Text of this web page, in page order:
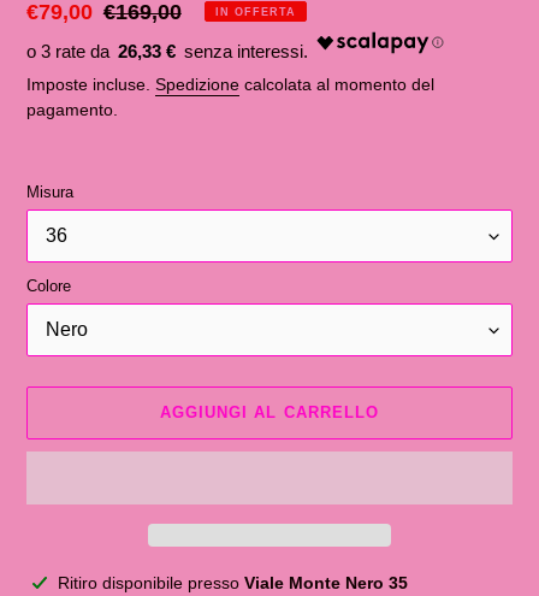
Prezzo
scontato
€79,00 Prezzo
di
listino
€169,00 IN OFFERTA
26,33 €
Imposte incluse. Spedizione calcolata al momento del
pagamento.
Misura
Colore
AGGIUNGI AL CARRELLO
Inserimento
Ritiro disponibile presso Viale Monte Nero 35